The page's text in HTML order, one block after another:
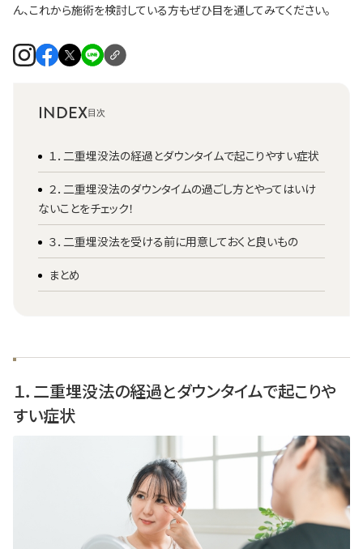
ん、これから施術を検討している方もぜひ目を通してみてください。
INDEX
１．二重埋没法の経過とダウンタイムで起こりやすい症状
２．二重埋没法のダウンタイムの過ごし方とやってはいけ
ないことをチェック！
３．二重埋没法を受ける前に用意しておくと良いもの
まとめ
１．二重埋没法の経過とダウンタイムで起こりや
すい症状